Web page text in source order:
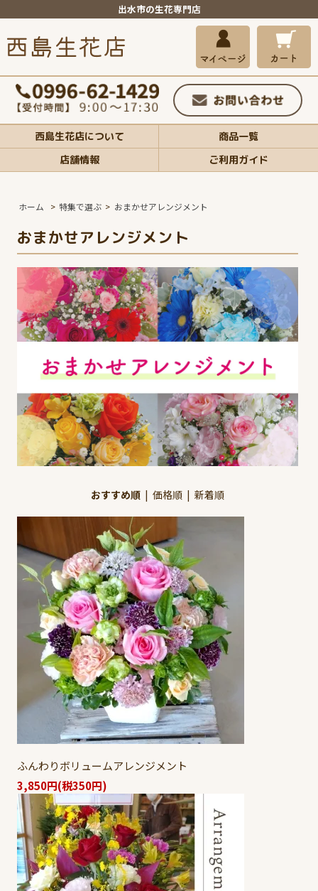
出水市の生花専門店
西島生花店について
商品一覧
店舗情報
ご利用ガイド
ホーム > 特集で選ぶ > おまかせアレンジメント
おまかせアレンジメント
おすすめ順| 価格順| 新着順
ふんわりボリュームアレンジメント
3,850円(税350円)